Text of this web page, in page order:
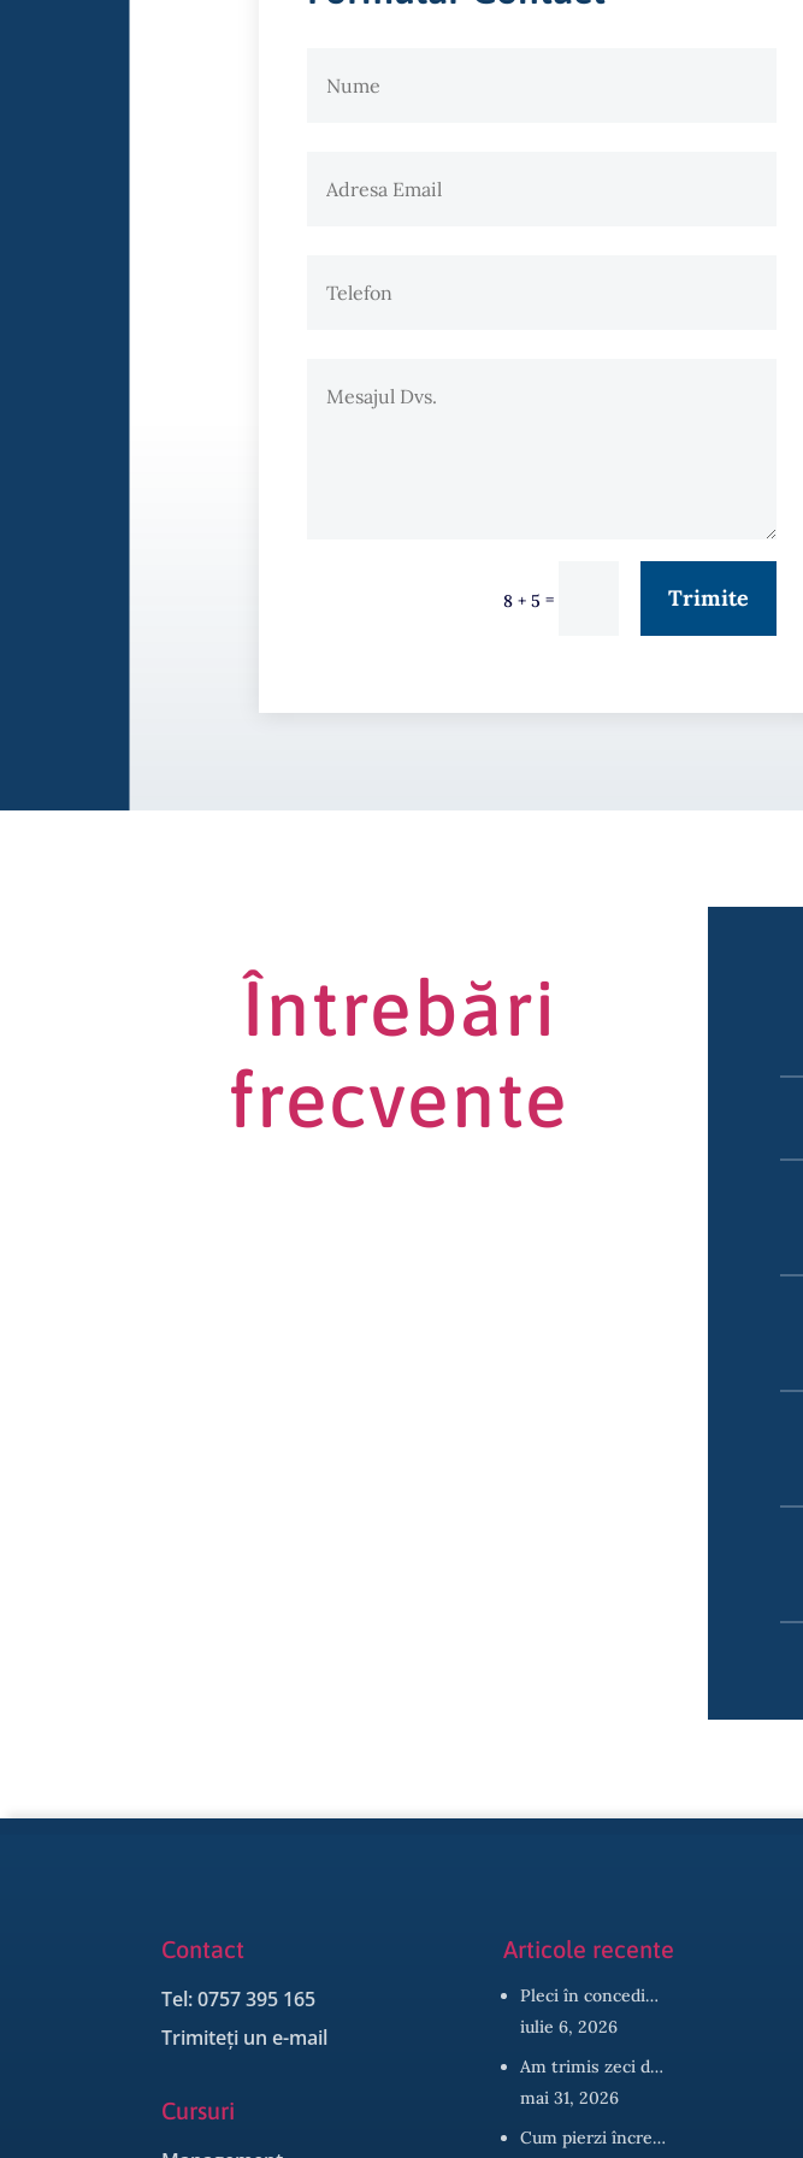
8 + 5 = Trimite
Întrebări
frecvente
Contact
Tel: 0757 395 165
Trimiteți un e-mail
Cursuri
Articole recente
Pleci în concedi…
iulie 6, 2026
Am trimis zeci d…
mai 31, 2026
Cum pierzi încre…